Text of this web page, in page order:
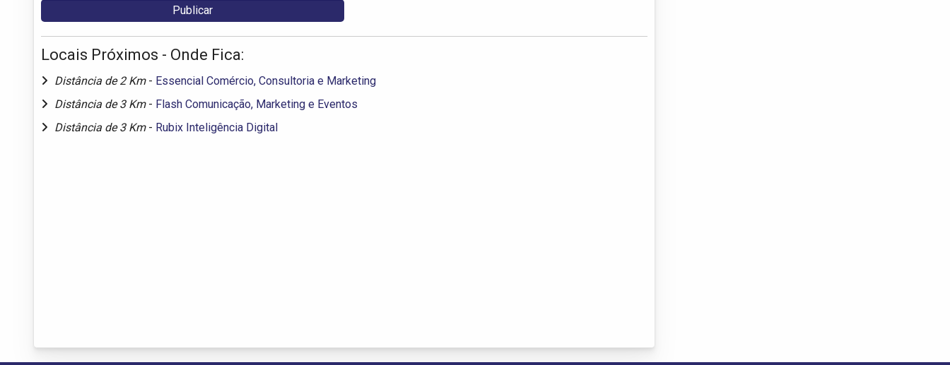
Locais Próximos - Onde Fica:
Distância de 2 Km - Essencial Comércio, Consultoria e Marketing
Distância de 3 Km - Flash Comunicação, Marketing e Eventos
Distância de 3 Km - Rubix Inteligência Digital